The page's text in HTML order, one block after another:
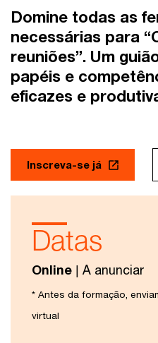
Domine todas as
necessárias para
reuniões”. Um
papéis e
eficazes e
Inscreva-se já
Datas
Online | A anunciar
* Antes da formação,
virtual